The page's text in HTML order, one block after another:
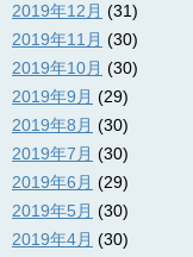
2019年12月 (31)
2019年11月 (30)
2019年10月 (30)
2019年9月 (29)
2019年8月 (30)
2019年7月 (30)
2019年6月 (29)
2019年5月 (30)
2019年4月 (30)